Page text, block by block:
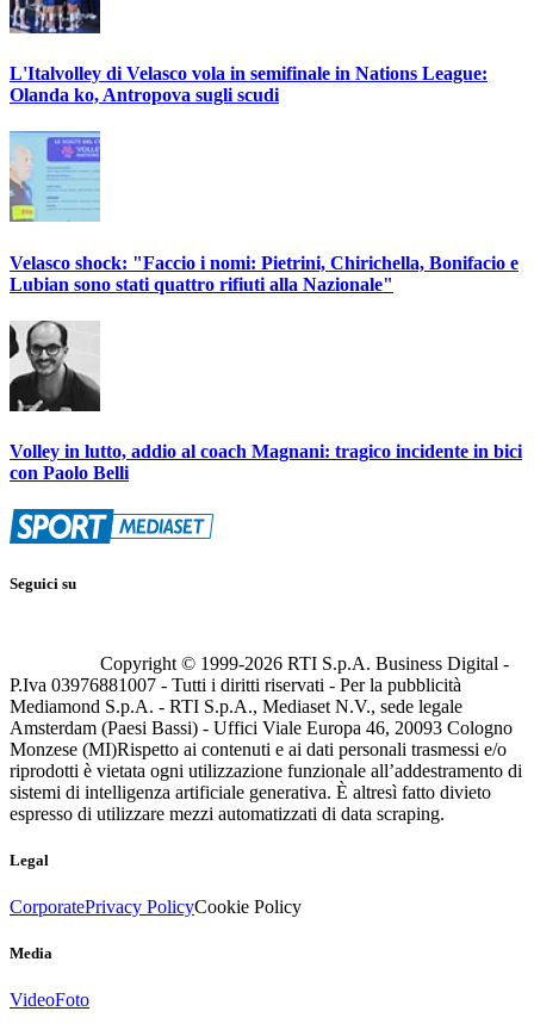
L'Italvolley di Velasco vola in semifinale in Nations League:
Olanda ko, Antropova sugli scudi
Velasco shock: "Faccio i nomi: Pietrini, Chirichella, Bonifacio e
Lubian sono stati quattro rifiuti alla Nazionale"
Volley in lutto, addio al coach Magnani: tragico incidente in bici
con Paolo Belli
Seguici su
Copyright © 1999-2026 RTI S.p.A. Business Digital -
P.Iva 03976881007 - Tutti i diritti riservati - Per la pubblicità
Mediamond S.p.A. - RTI S.p.A., Mediaset N.V., sede legale
Amsterdam (Paesi Bassi) - Uffici Viale Europa 46, 20093 Cologno
Monzese (MI)Rispetto ai contenuti e ai dati personali trasmessi e/o
riprodotti è vietata ogni utilizzazione funzionale all’addestramento di
sistemi di intelligenza artificiale generativa. È altresì fatto divieto
espresso di utilizzare mezzi automatizzati di data scraping.
Legal
CorporatePrivacy PolicyCookie Policy
Media
VideoFoto